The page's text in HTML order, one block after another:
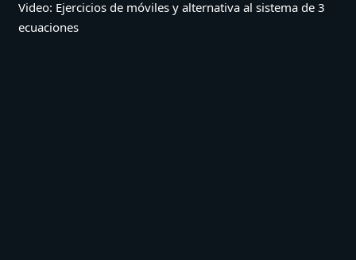
Video: Ejercicios de móviles y alternativa al sistema de 3
ecuaciones